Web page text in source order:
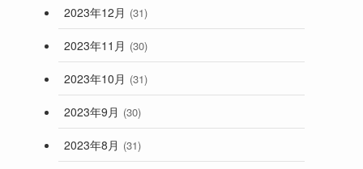
2023年12月 (31)
2023年11月 (30)
2023年10月 (31)
2023年9月 (30)
2023年8月 (31)